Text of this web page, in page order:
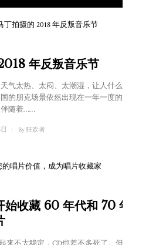
年反叛音乐节
气太热、太闷、太潮湿，让人什么都不想
的朋克场景依然出现在一年一度的反叛音
随着……
By狂欢者
始收藏 60 年代和 70 年代